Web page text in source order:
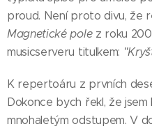
proud. Není proto divu, že
Magnetické polez roku
musicserveru titulkem:
K repertoáru z prvních
Dokonce bych řekl, že
mnohaletým odstupem. V